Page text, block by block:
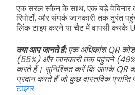
एक सरल स्कैन के साथ, एक बड़े वेबिनार
रिपोर्टों, और संपर्क जानकारी तक तुरंत
लिंक टाइप करने या चैट में वापसी करके
क्या आप जानते हैं:एक अधिकांश QR कोड
(55%) और जानकारी तक पहुंचने
करते हैं। सुनिश्चित करें कि आपके QR
प्रदान करते हैं जो कुछ वास्तविक
टाइगर